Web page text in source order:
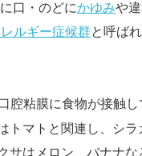
口・のどにかゆみや
ルギー症候群と呼ば
腔粘膜に食物が接触し
トマトと関連し、シラ
サはメロン、バナナな